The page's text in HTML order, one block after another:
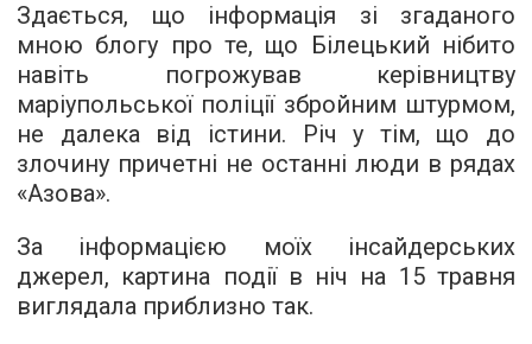
Здається, що інформація зі згаданого
мною блогу про те, що Білецький нібито
навіть погрожував керівництву
маріупольської поліції збройним штурмом,
не далека від істини. Річ у тім, що до
злочину причетні не останні люди в рядах
«Азова».
За інформацією моїх інсайдерських
джерел, картина події в ніч на 15 травня
виглядала приблизно так.